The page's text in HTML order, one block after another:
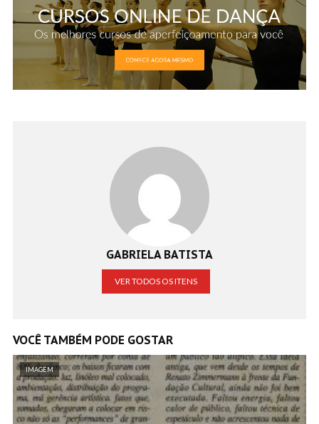
GABRIELA BATISTA
VER TODOS OS ITENS
VOCÊ TAMBÉM PODE GOSTAR
IMAGEM